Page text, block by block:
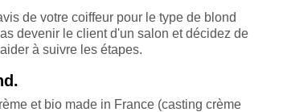
de votre coiffeur pour le type de blond
devenir le client d'un salon et décidez de
à suivre les étapes.
et bio made in France (casting crème